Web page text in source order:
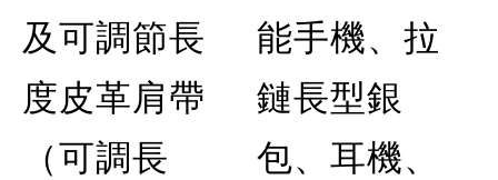
及可調節長
度皮革肩帶
（可調長
能手機、拉
鏈長型銀
包、耳機、